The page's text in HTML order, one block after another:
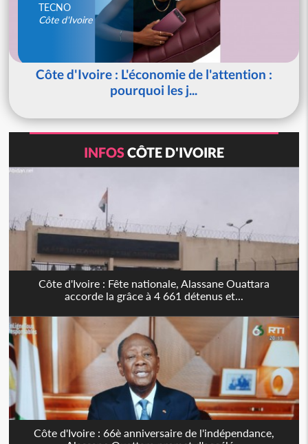
TECNO
Côte d'Ivoire
Côte d'Ivoire : L'économie de l'attention :
pourquoi les j...
INFOSCÔTE D'IVOIRE
Côte d'Ivoire : Fête nationale, Alassane Ouattara
accorde la grâce à 4 661 détenus et...
Côte d'Ivoire : 66è anniversaire de l'indépendance,